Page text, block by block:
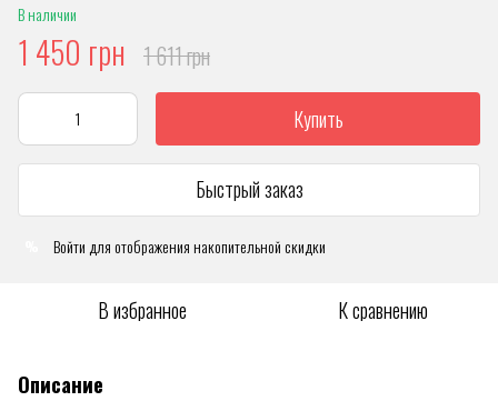
В наличии
1 450 грн 1 611 грн
Купить
Быстрый заказ
Войти для отображения накопительной скидки
В избранное К сравнению
Описание